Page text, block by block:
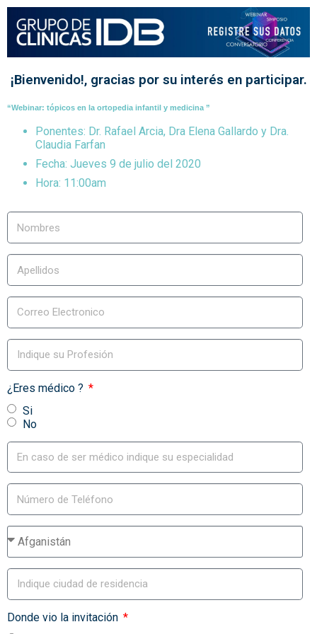
¡Bienvenido!, gracias por su interés en participar.
“Webinar: tópicos en la ortopedia infantil y medicina ”
Ponentes: Dr. Rafael Arcia, Dra Elena Gallardo y Dra.
Claudia Farfan
Fecha: Jueves 9 de julio del 2020
Hora: 11:00am
¿Eres médico ?
Si
No
Donde vio la invitación